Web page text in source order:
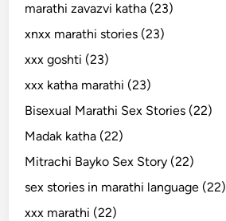
marathi zavazvi katha (23)
xnxx marathi stories (23)
xxx goshti (23)
xxx katha marathi (23)
Bisexual Marathi Sex Stories (22)
Madak katha (22)
Mitrachi Bayko Sex Story (22)
sex stories in marathi language (22)
xxx marathi (22)